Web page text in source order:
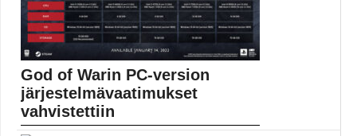
God of Warin PC-version
järjestelmävaatimukset
vahvistettiin